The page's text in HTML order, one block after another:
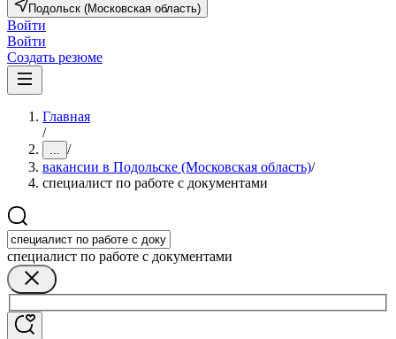
Подольск (Московская область)
Войти
Войти
Создать резюме
Главная
/
... /
вакансии в Подольске (Московская область)/
специалист по работе с документами
специалист по работе с документами